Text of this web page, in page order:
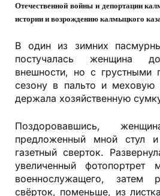
Отечественной войны и депортации
истории и возрождению калмыцкого
В один из зимних
постучалась женщина
внешности, но с грустными
сезону в пальто и
держала хозяйственную
Поздоровавшись,
предложенный мной стул
газетный сверток.
увеличенный фотопортрет
военно­служащего, затем
свёрток, поменьше, из